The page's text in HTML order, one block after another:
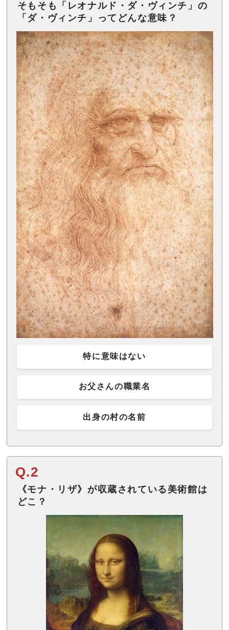
そもそも「レオナルド・ダ・ヴィンチ」の
「ダ・ヴィンチ」ってどんな意味？
特に意味はない
お父さんの職業名
出身の村の名前
Q.2
《モナ・リザ》が収蔵されている美術館は
どこ？